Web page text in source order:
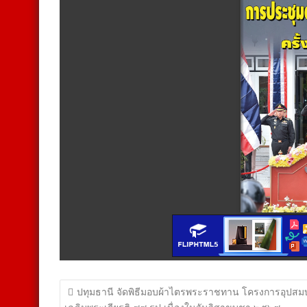
แนะแนว
ปทุมธานี จัดพิธีมอบผ้าไตรพระราชทาน โครงการอุปส